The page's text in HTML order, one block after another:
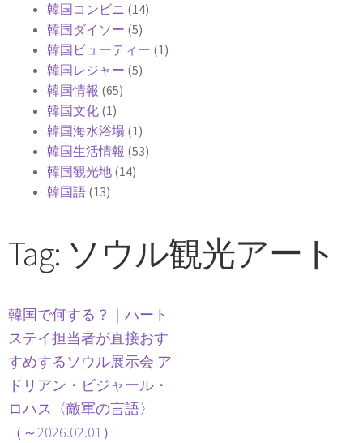
韓国コンビニ (14)
韓国ダイソー (5)
韓国ビューティー (1)
韓国レジャー (5)
韓国情報 (65)
韓国文化 (1)
韓国海水浴場 (1)
韓国生活情報 (53)
韓国観光地 (14)
韓国語 (13)
Tag: ソウル観光アート
韓国で何する？｜ハート
ステイ担当者が直接おす
すめするソウル展示会 ア
ドリアン・ビジャール・
ロハス〈敵軍の言語〉
（～2026.02.01）